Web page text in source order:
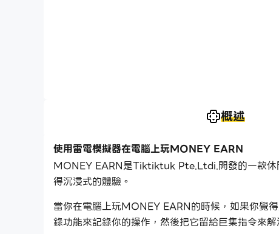
概述
使用雷電模擬器在電腦上玩MONEY EARN
MONEY EARN是Tiktiktuk Pte.Ltdi.開發的一款休
得沉浸式的體驗。
當你在電腦上玩MONEY EARN的時候，如果你覺
錄功能來記錄你的操作，然後把它留給巨集指令來